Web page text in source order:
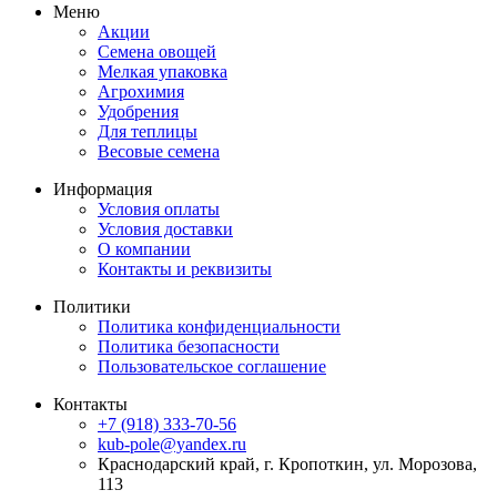
Меню
Акции
Семена овощей
Мелкая упаковка
Агрохимия
Удобрения
Для теплицы
Весовые семена
Информация
Условия оплаты
Условия доставки
О компании
Контакты и реквизиты
Политики
Политика конфиденциальности
Политика безопасности
Пользовательское соглашение
Контакты
+7 (918) 333-70-56
kub-pole@yandex.ru
Краснодарский край, г. Кропоткин, ул. Морозова,
113